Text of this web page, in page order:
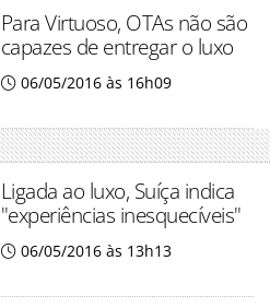
Para Virtuoso, OTAs não são
capazes de entregar o luxo
06/05/2016 às 16h09
Ligada ao luxo, Suíça indica
"experiências inesquecíveis"
06/05/2016 às 13h13